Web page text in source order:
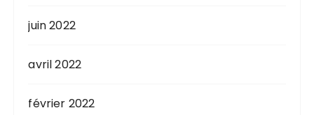
juin 2022
avril 2022
février 2022